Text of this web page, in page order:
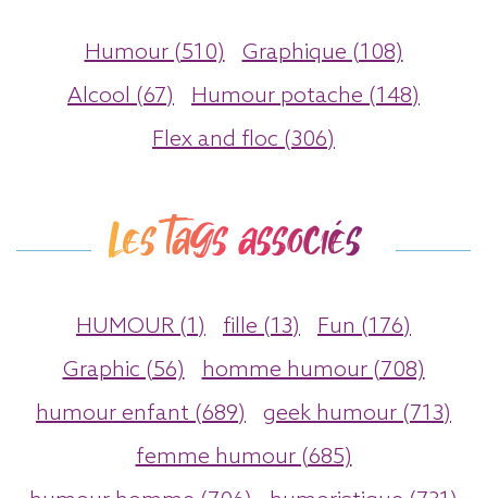
Humour (510)
Graphique (108)
Alcool (67)
Humour potache (148)
Flex and floc (306)
Les tags associés
HUMOUR (1) fille (13)
Fun (176)
Graphic (56)
homme humour (708)
humour enfant (689)
geek humour (713)
femme humour (685)